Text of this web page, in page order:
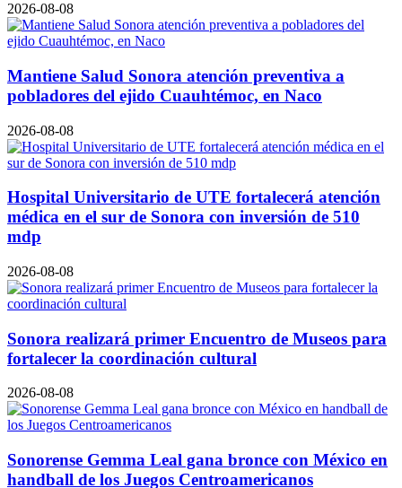
2026-08-08
Mantiene Salud Sonora atención preventiva a
pobladores del ejido Cuauhtémoc, en Naco
2026-08-08
Hospital Universitario de UTE fortalecerá atención
médica en el sur de Sonora con inversión de 510
mdp
2026-08-08
Sonora realizará primer Encuentro de Museos para
fortalecer la coordinación cultural
2026-08-08
Sonorense Gemma Leal gana bronce con México en
handball de los Juegos Centroamericanos